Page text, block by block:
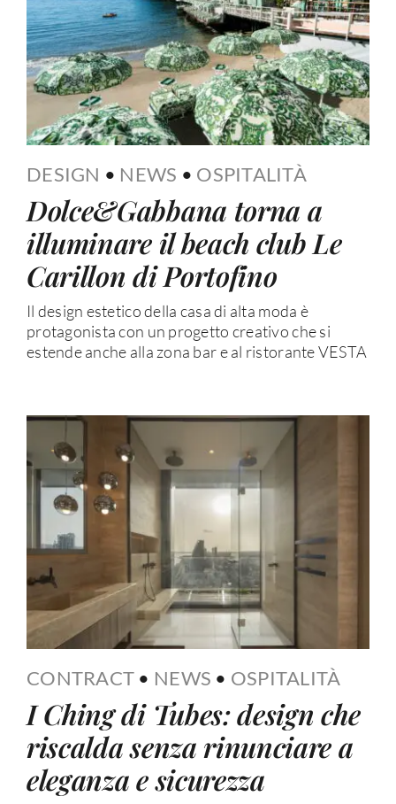
DESIGN • NEWS • OSPITALITÀ
Dolce&Gabbana torna a
illuminare il beach club Le
Carillon di Portofino
Il design estetico della casa di alta moda è
protagonista con un progetto creativo che si
estende anche alla zona bar e al ristorante VESTA
CONTRACT • NEWS • OSPITALITÀ
I Ching di Tubes: design che
riscalda senza rinunciare a
eleganza e sicurezza